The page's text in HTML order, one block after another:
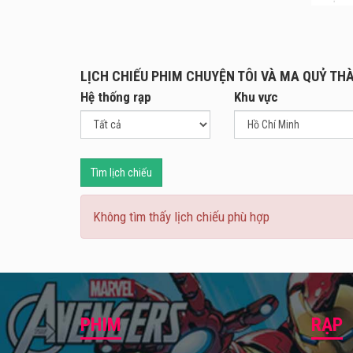
Minh
hơn
Để
Với
của
đấu
LỊCH CHIẾU PHIM CHUYỆN TÔI VÀ MA QUỶ
Hệ thống rạp Khu vực
Tìm lịch chiếu
Không tìm thấy lịch chiếu phù hợp
PHIM RẠP